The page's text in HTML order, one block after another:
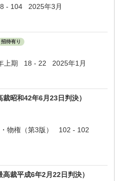
- 104 2025年3月
招待有り
上期 18 - 22 2025年1月
昭和42年6月23日判決）
物権（第3版） 102 - 102
裁平成6年2月22日判決）